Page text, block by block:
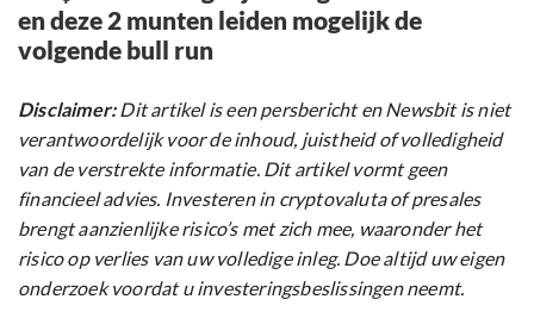
en deze 2 munten leiden mogelijk de
volgende bull run
Disclaimer:Dit artikel is een persbericht en Newsbit is niet
verantwoordelijk voor de inhoud, juistheid of volledigheid
van de verstrekte informatie. Dit artikel vormt geen
financieel advies. Investeren in cryptovaluta of presales
brengt aanzienlijke risico’s met zich mee, waaronder het
risico op verlies van uw volledige inleg. Doe altijd uw eigen
onderzoek voordat u investeringsbeslissingen neemt.